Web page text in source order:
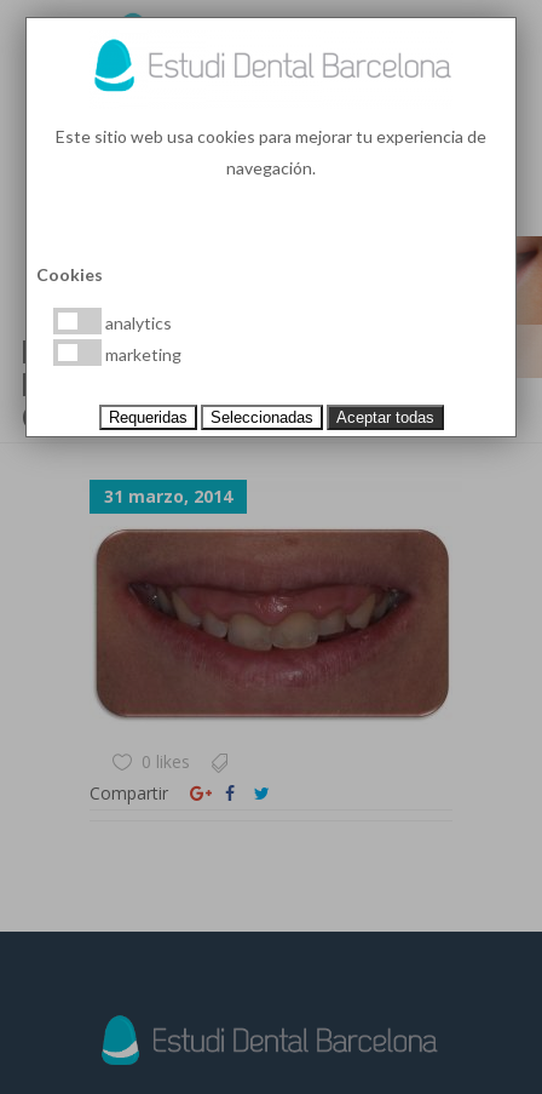
ESTÉTICA DENTAL EN
BARCELONA PARA DIENTES
CORTOS
31 marzo, 2014
0 likes
Compartir
Este sitio web usa cookies para mejorar tu experiencia de
navegación.
Cookies
analytics
marketing
Requeridas Seleccionadas Aceptar todas